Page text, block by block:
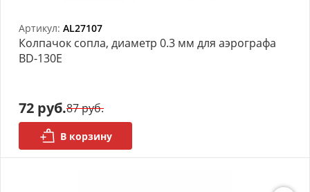
Артикул: AL27107
Колпачок сопла, диаметр 0.3 мм для аэрографа
BD-130E
72 руб.87 руб.
В корзину